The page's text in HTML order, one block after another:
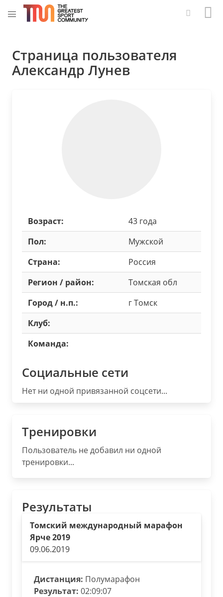
Страница пользователя
Александр Лунев
Возраст:
43 года
Пол:
Мужской
Страна:
Россия
Регион / район:
Томская обл
Город / н.п.:
г Томск
Клуб:
Команда:
Социальные сети
Нет ни одной привязанной соцсети...
Тренировки
Пользователь не добавил ни одной
тренировки...
Результаты
Томский международный марафон
Ярче 2019
09.06.2019
Дистанция: Полумарафон
Результат: 02:09:07